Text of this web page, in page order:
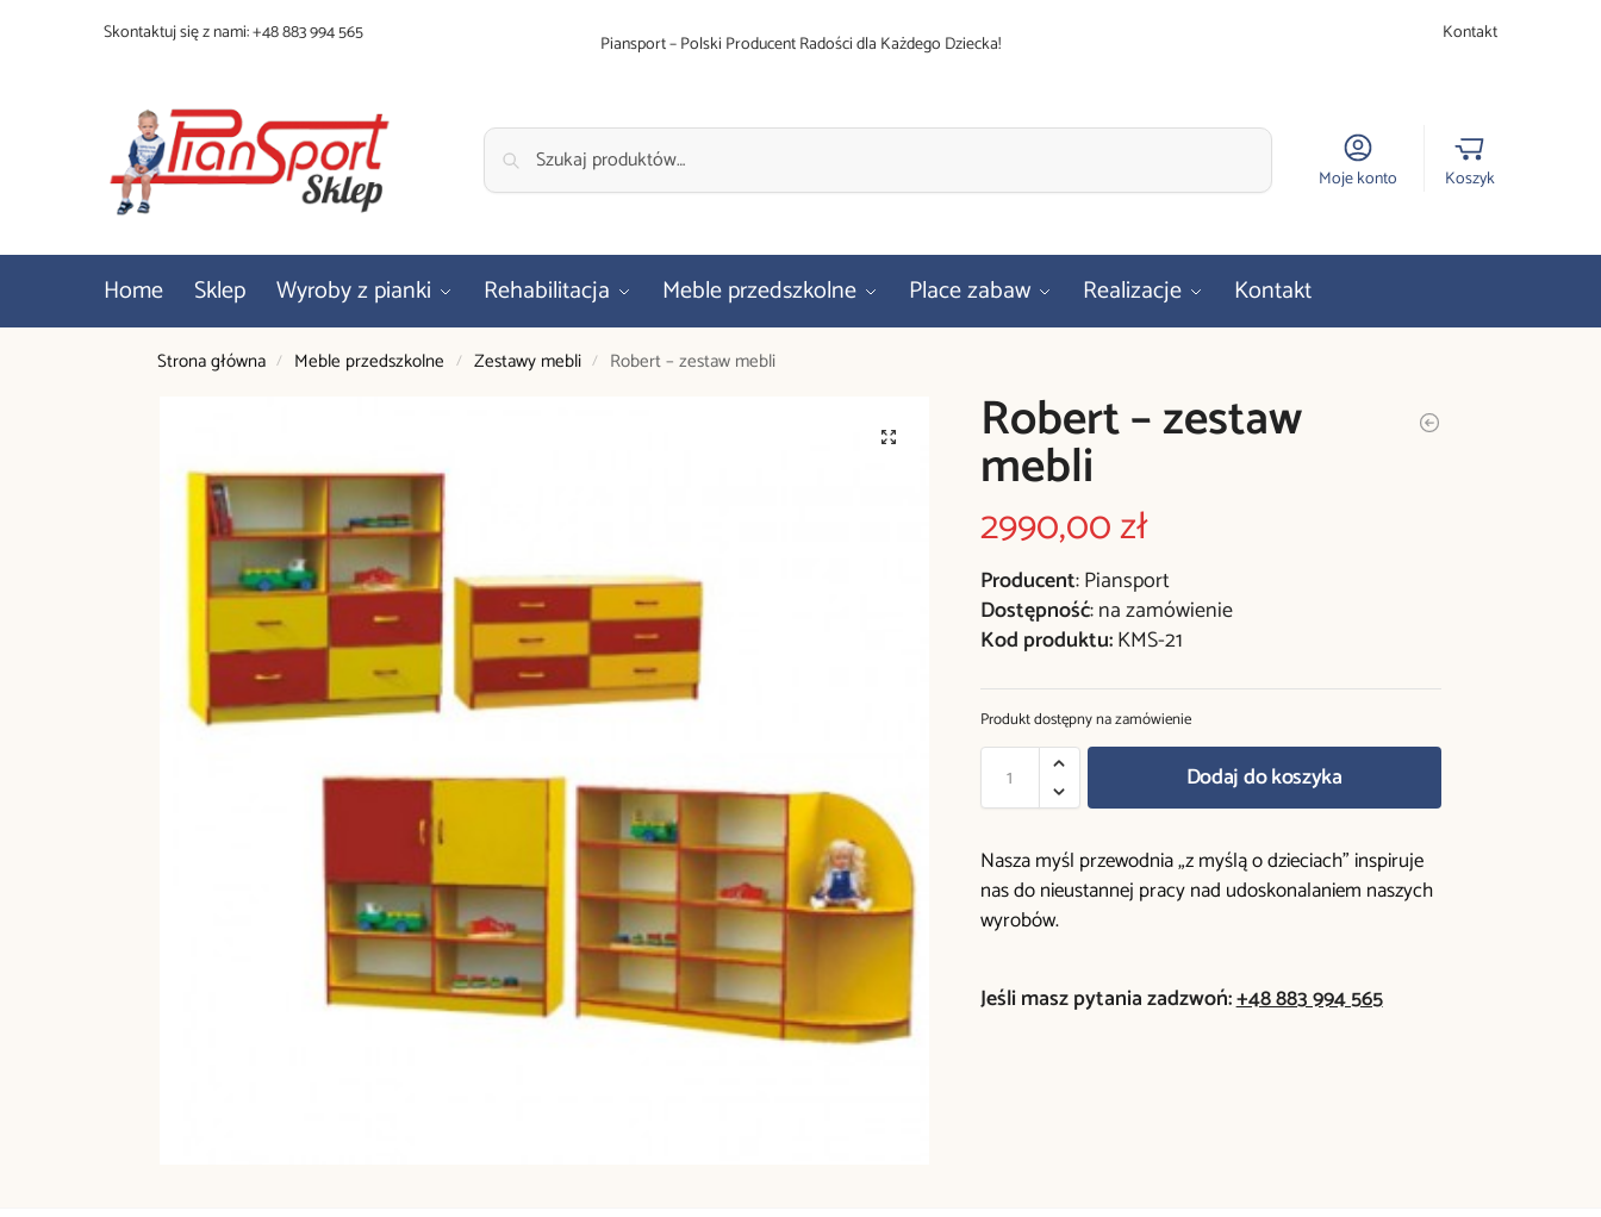
Skontaktuj się z nami:+48 883 994 565 Piansport – Polski Producent Radości dla Każdego Dziecka! Kontakt
Moje konto Koszyk
Home Sklep Wyroby z pianki Rehabilitacja Meble przedszkolne Place zabaw Realizacje Kontakt
Strona główna / Meble przedszkolne / Zestawy mebli / Robert – zestaw mebli
Robert – zestaw
mebli
2990,00zł
Producent: Piansport
Dostępność: na zamówienie
Kod produktu:KMS-21
Produkt dostępny na zamówienie
Dodaj do koszyka
Nasza myśl przewodnia „z myślą o dzieciach” inspiruje
nas do nieustannej pracy nad udoskonalaniem naszych
wyrobów.
Jeśli masz pytania zadzwoń:+48 883 994 565